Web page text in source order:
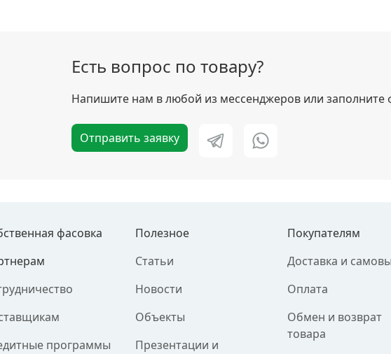
Есть вопрос по товару?
Напишите нам в любой из мессенджеров или заполните
Отправить заявку
фасовка
программы
Полезное
Статьи
Новости
Объекты
Презентации и
Покупателям
Доставка и
Оплата
Обмен и возврат
товара